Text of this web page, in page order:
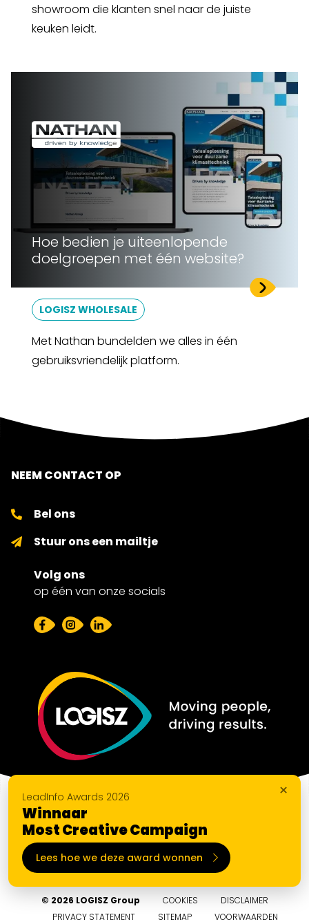
×
LeadInfo Awards 2026
Winnaar
Most Creative Campaign
Lees hoe we deze award wonnen
showroom die klanten snel naar de juiste
keuken leidt.
Hoe bedien je uiteenlopende
doelgroepen met één website?
LOGISZ WHOLESALE
Met Nathan bundelden we alles in één
gebruiksvriendelijk platform.
NEEM CONTACT OP
Bel ons
Stuur ons een mailtje
Volg ons
op één van onze socials
© 2026 LOGISZ Group COOKIES
DISCLAIMER
PRIVACY STATEMENT
SITEMAP VOORWAARDEN